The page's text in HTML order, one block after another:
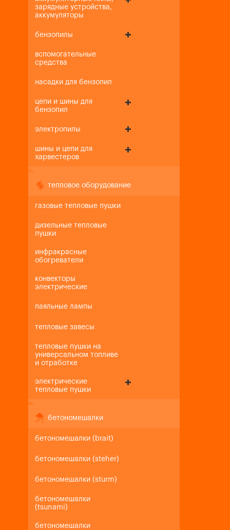
зарядные устройства,
аккумуляторы
бензопилы
вспомогательные
средства
насадки для бензопил
цепи и шины для
бензопил
электропилы
шины и цепи для
харвестеров
+-
тепловое оборудование
газовые тепловые пушки
дизельные тепловые
пушки
инфракрасные
обогреватели
конвекторы
электрические
паяльные лампы
тепловые завесы
тепловые пушки на
универсальном топливе
и отработке
электрические
тепловые пушки
+-
бетономешалки
бетономешалки (brait)
бетономешалки (steher)
бетономешалки (sturm)
бетономешалки
(tsunami)
бетономешалки